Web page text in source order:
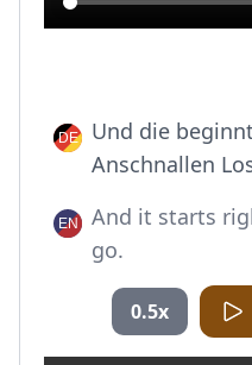
Und die
Anschnallen
And it starts
go.
0.5x